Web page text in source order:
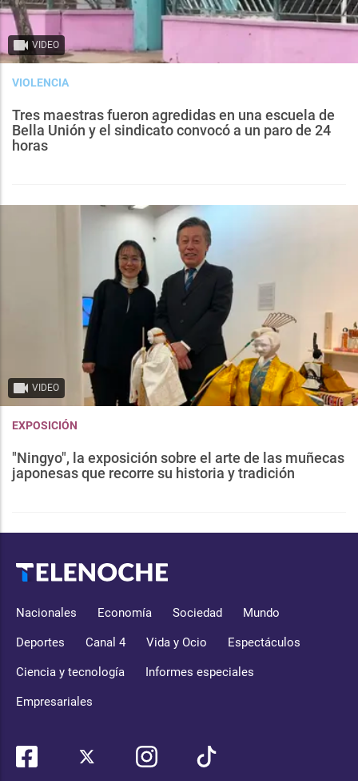
VIDEO
VIOLENCIA
Tres maestras fueron agredidas en una escuela de
Bella Unión y el sindicato convocó a un paro de 24
horas
VIDEO
EXPOSICIÓN
"Ningyo", la exposición sobre el arte de las muñecas
japonesas que recorre su historia y tradición
Nacionales Economía Sociedad Mundo
Deportes Canal 4 Vida y Ocio Espectáculos
Ciencia y tecnología Informes especiales
Empresariales